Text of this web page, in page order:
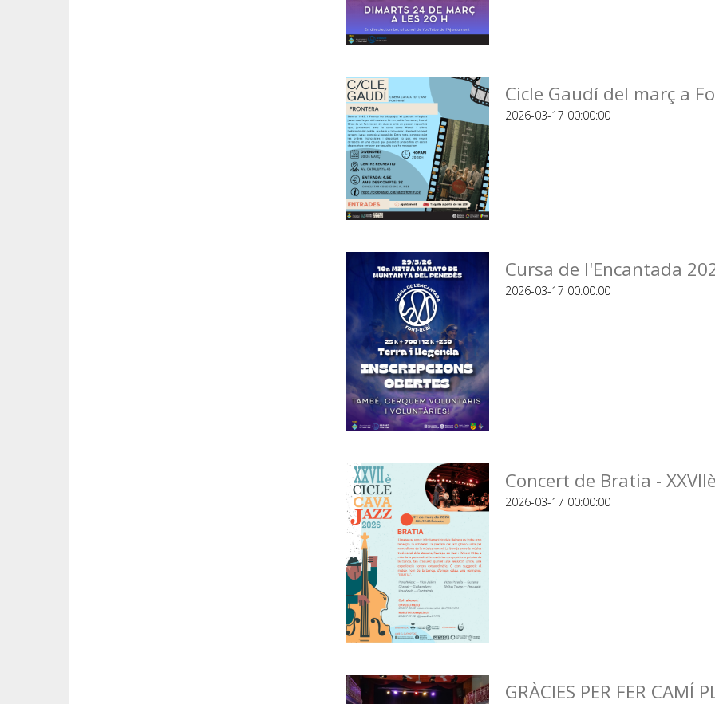
Cicle Gaudí del març a
2026-03-17 00:00:00
Cursa de l'Encantada
2026-03-17 00:00:00
Concert de Bratia -
2026-03-17 00:00:00
GRÀCIES PER FER CAMÍ